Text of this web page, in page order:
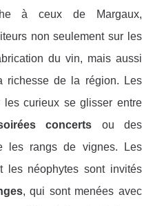
à ceux de Margaux,
non seulement sur les
du vin, mais aussi
richesse de la région. Les
curieux se glisser entre
concerts ou des
les rangs de vignes. Les
les néophytes sont invités
, qui sont menées avec